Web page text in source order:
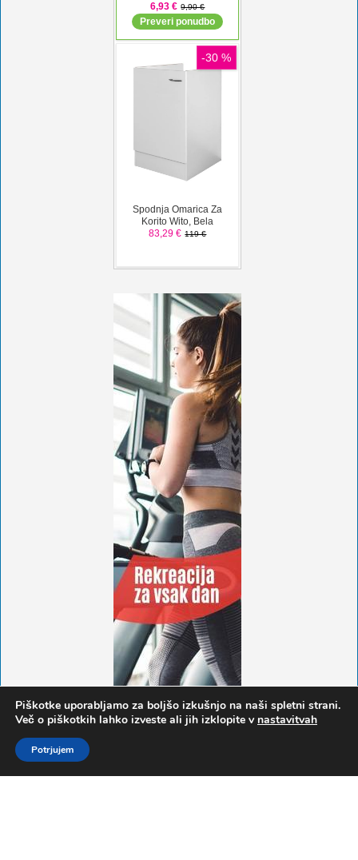
Piškotke uporabljamo za boljšo izkušnjo na naši spletni strani.
Več o piškotkih lahko izveste ali jih izklopite v nastavitvah
Potrjujem